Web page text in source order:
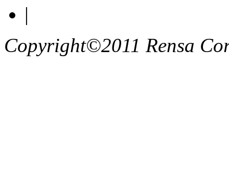
|
Copyright©2011 Rensa